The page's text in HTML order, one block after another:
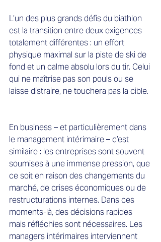
L’un des plus grands défis du biathlon
est la transition entre deux exigences
totalement différentes : un effort
physique maximal sur la piste de ski de
fond et un calme absolu lors du tir. Celui
qui ne maîtrise pas son pouls ou se
laisse distraire, ne touchera pas la cible.
En business – et particulièrement dans
le management intérimaire – c’est
similaire : les entreprises sont souvent
soumises à une immense pression, que
ce soit en raison des changements du
marché, de crises économiques ou de
restructurations internes. Dans ces
moments-là, des décisions rapides
mais réfléchies sont nécessaires. Les
managers intérimaires interviennent